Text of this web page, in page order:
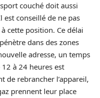
couché doit aussi
conseillé de ne pas
cette position. Ce délai
dans des zones
adresse, un temps
à 24 heures est
de rebrancher l’appareil,
prennent leur place